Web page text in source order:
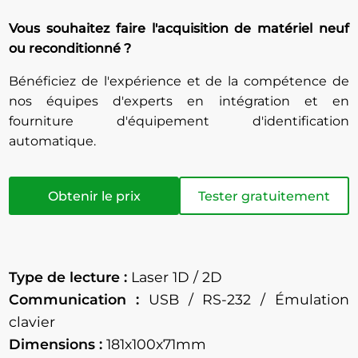
Vous souhaitez faire l'acquisition de matériel neuf
ou reconditionné ?
Bénéficiez de l'expérience et de la compétence de
nos équipes d'experts en intégration et en
fourniture d'équipement d'identification
automatique.
Obtenir le prix Tester gratuitement
Type de lecture : Laser 1D / 2D
Communication : USB / RS-232 / Émulation
clavier
Dimensions : 181x100x71mm